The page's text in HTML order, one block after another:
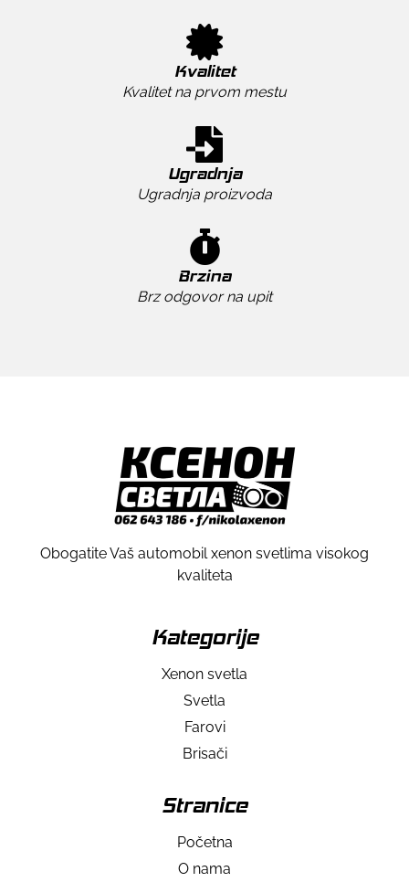
Kvalitet
Kvalitet na prvom mestu
Ugradnja
Ugradnja proizvoda
Brzina
Brz odgovor na upit
Obogatite Vaš automobil xenon svetlima visokog
kvaliteta
Kategorije
Xenon svetla
Svetla
Farovi
Brisači
Stranice
Početna
O nama